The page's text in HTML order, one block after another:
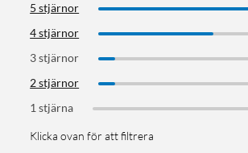
5 stjärnor
4 stjärnor
3 stjärnor
2 stjärnor
1 stjärna
Klicka ovan för att filtrera